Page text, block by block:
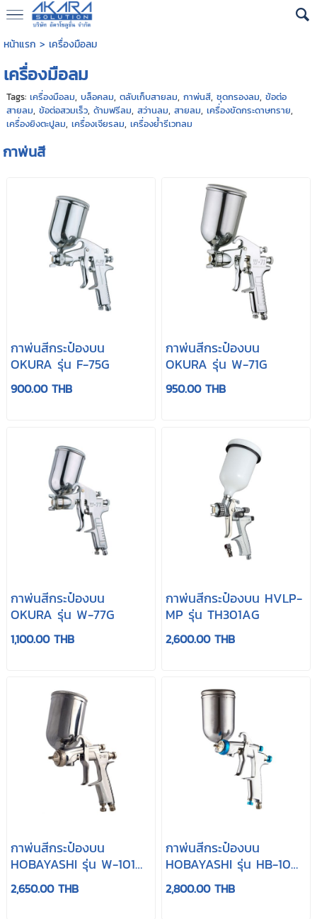
หน้าแรก > เครื่องมือลม
เครื่องมือลม
Tags: เครื่องมือลม, บล็อคลม, ตลับเก็บสายลม, กาพ่นสี, ชุดกรองลม, ข้อต่อ
สายลม, ข้อต่อสวมเร็ว, ด้ามฟรีลม, สว่านลม, สายลม, เครื่องขัดกระดาษทราย,
เครื่องยิงตะปูลม, เครื่องเจียรลม, เครื่องย้ำรีเวทลม
กาพ่นสี
กาพ่นสีกระป๋องบน
OKURA รุ่น F-75G
900.00 THB
กาพ่นสีกระป๋องบน
OKURA รุ่น W-71G
950.00 THB
กาพ่นสีกระป๋องบน
OKURA รุ่น W-77G
1,100.00 THB
กาพ่นสีกระป๋องบน HVLP-
MP รุ่น TH301AG
2,600.00 THB
กาพ่นสีกระป๋องบน
HOBAYASHI รุ่น W-101
(ไต้หวัน)
2,650.00 THB
กาพ่นสีกระป๋องบน
HOBAYASHI รุ่น HB-100
(ไต้หวัน)
2,800.00 THB